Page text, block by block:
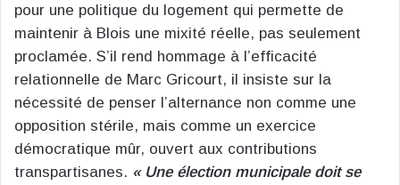
pour une politique du logement qui permette de
maintenir à Blois une mixité réelle, pas seulement
proclamée. S’il rend hommage à l’efficacité
relationnelle de Marc Gricourt, il insiste sur la
nécessité de penser l’alternance non comme une
opposition stérile, mais comme un exercice
démocratique mûr, ouvert aux contributions
transpartisanes. « Une élection municipale doit se